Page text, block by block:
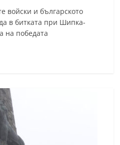
войски и българското
в битката при Шипка-
на победата